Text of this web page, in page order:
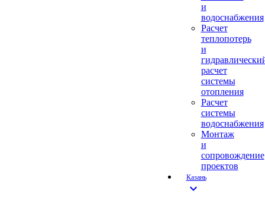
и
водоснабжения
Расчет
теплопотерь
и
расчет
системы
отопления
Расчет
системы
водоснабжения
Монтаж
и
сопровождение
проектов
Казань
expand_more